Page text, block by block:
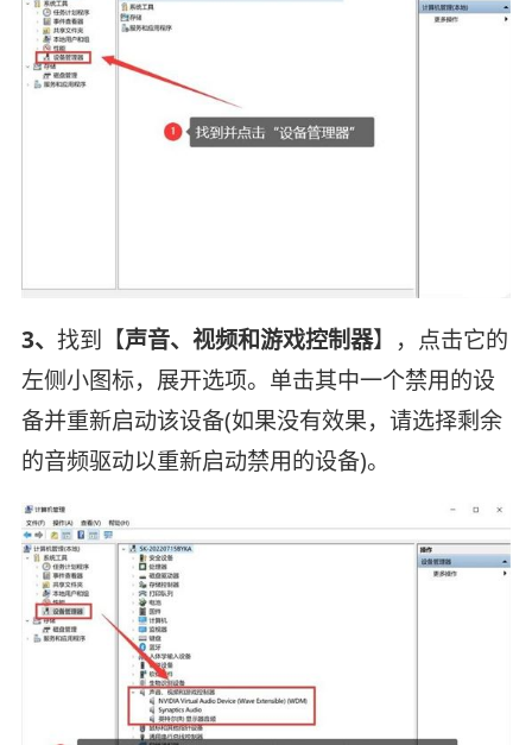
3、 找到【声音、视频和游戏控制器】，点击它的
左侧小图标，展开选项。单击其中一个禁用的设
备并重新启动该设备(如果没有效果，请选择剩余
的音频驱动以重新启动禁用的设备)。